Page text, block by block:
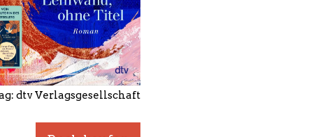
dtv Verlagsgesellschaft